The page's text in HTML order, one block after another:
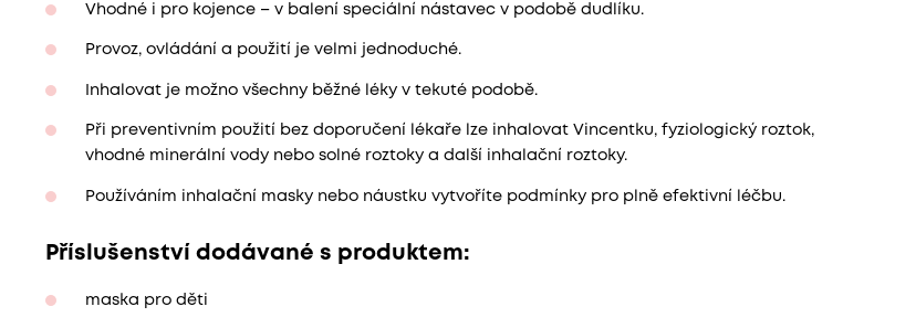
Vhodné i pro kojence – v balení speciální nástavec v podobě dudlíku.
Provoz, ovládání a použití je velmi jednoduché.
Inhalovat je možno všechny běžné léky v tekuté podobě.
Při preventivním použití bez doporučení lékaře lze inhalovat Vincentku, fyziologický roztok,
vhodné minerální vody nebo solné roztoky a další inhalační roztoky.
Používáním inhalační masky nebo náustku vytvoříte podmínky pro plně efektivní léčbu.
Příslušenství dodávané s produktem:
maska pro děti